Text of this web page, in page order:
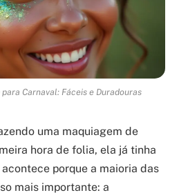
Carnaval: Fáceis e Duradouras
uma maquiagem de
hora de folia, ela já tinha
porque a maioria das
mais importante: a